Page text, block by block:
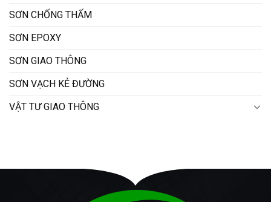
SƠN CHỐNG THẤM
SƠN EPOXY
SƠN GIAO THÔNG
SƠN VẠCH KẺ ĐƯỜNG
VẬT TƯ GIAO THÔNG